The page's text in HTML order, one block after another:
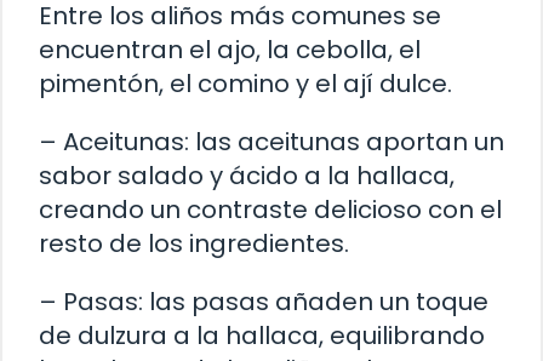
Entre los aliños más comunes se
encuentran el ajo, la cebolla, el
pimentón, el comino y el ají dulce.
– Aceitunas: las aceitunas aportan un
sabor salado y ácido a la hallaca,
creando un contraste delicioso con el
resto de los ingredientes.
– Pasas: las pasas añaden un toque
de dulzura a la hallaca, equilibrando